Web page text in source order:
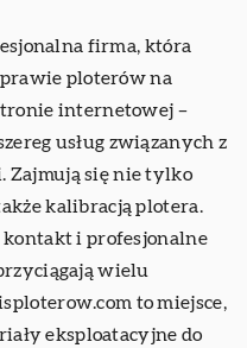
firma, która
ploterów na
internetowej –
usług związanych z
Zajmują się nie tylko
kalibracją plotera.
kontakt i profesjonalne
wielu
to miejsce,
eksploatacyjne do